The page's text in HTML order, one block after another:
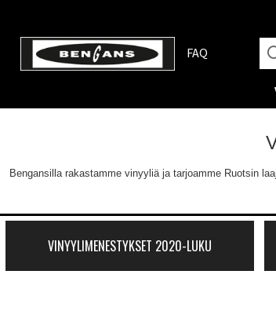
FAQ
Bengansilla rakastamme vinyyliä ja tarjoamme Ruotsin
VINYYLIMENESTYKSET 2020-LUKU